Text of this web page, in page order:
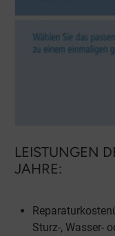
LEISTUNGEN
JAHRE:
Sturz-, Wasser-